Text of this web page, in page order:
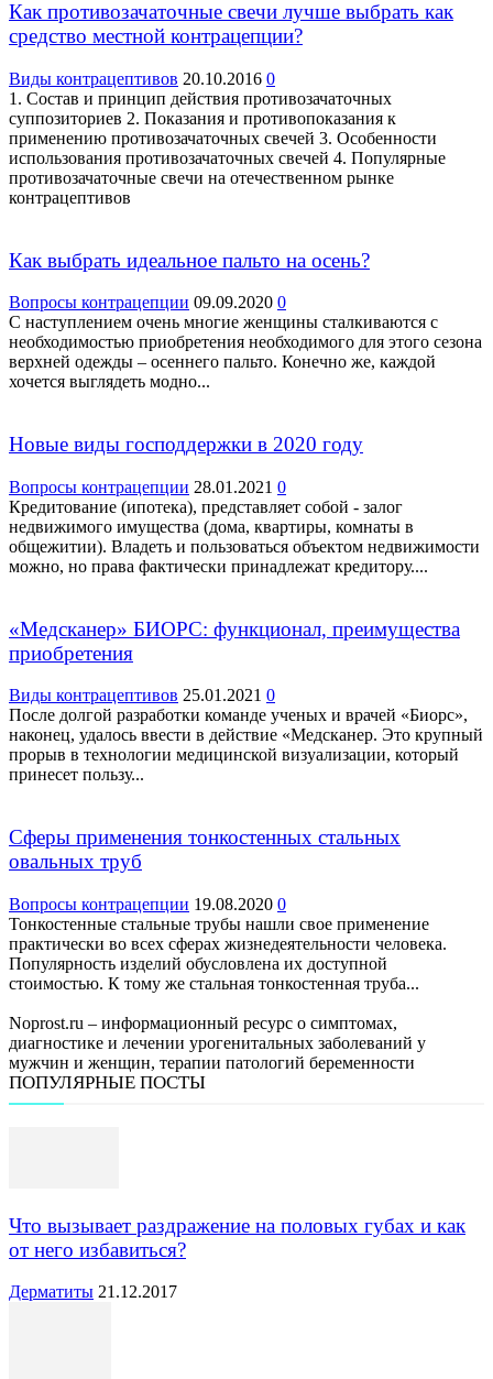
Как противозачаточные свечи лучше выбрать как
средство местной контрацепции?
Виды контрацептивов 20.10.2016 0
1. Состав и принцип действия противозачаточных
суппозиториев 2. Показания и противопоказания к
применению противозачаточных свечей 3. Особенности
использования противозачаточных свечей 4. Популярные
противозачаточные свечи на отечественном рынке
контрацептивов
Как выбрать идеальное пальто на осень?
Вопросы контрацепции 09.09.2020 0
С наступлением очень многие женщины сталкиваются с
необходимостью приобретения необходимого для этого сезона
верхней одежды – осеннего пальто. Конечно же, каждой
хочется выглядеть модно...
Новые виды господдержки в 2020 году
Вопросы контрацепции 28.01.2021 0
Кредитование (ипотека), представляет собой - залог
недвижимого имущества (дома, квартиры, комнаты в
общежитии). Владеть и пользоваться объектом недвижимости
можно, но права фактически принадлежат кредитору....
«Медсканер» БИОРС: функционал, преимущества
приобретения
Виды контрацептивов 25.01.2021 0
После долгой разработки команде ученых и врачей «Биорс»,
наконец, удалось ввести в действие «Медсканер. Это крупный
прорыв в технологии медицинской визуализации, который
принесет пользу...
Сферы применения тонкостенных стальных
овальных труб
Вопросы контрацепции 19.08.2020 0
Тонкостенные стальные трубы нашли свое применение
практически во всех сферах жизнедеятельности человека.
Популярность изделий обусловлена их доступной
стоимостью. К тому же стальная тонкостенная труба...
Noprost.ru – информационный ресурс о симптомах,
диагностике и лечении урогенитальных заболеваний у
мужчин и женщин, терапии патологий беременности
ПОПУЛЯРНЫЕ ПОСТЫ
Что вызывает раздражение на половых губах и как
от него избавиться?
Дерматиты 21.12.2017